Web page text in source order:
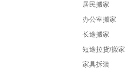
居民搬家
办公室搬家
长途搬家
短途拉货/搬家
家具拆装